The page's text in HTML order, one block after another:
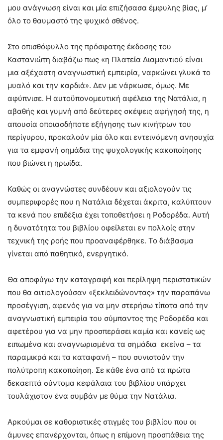
μου ανάγνωση είναι και μία επιζήσασα έμφυλης βίας, μ’
όλο το θαυμαστό της ψυχικό σθένος.
Στο οπισθόφυλλο της πρόσφατης έκδοσης του
Καστανιώτη διαβάζω πως «η Πλατεία Διαμαντιού είναι
μια αξέχαστη αναγνωστική εμπειρία, ναρκώνει γλυκά το
μυαλό και την καρδιά». Δεν με νάρκωσε, όμως. Με
αφύπνισε. Η αυτοϋπονομευτική αφέλεια της Νατάλια, η
αβαθής και γυμνή από δεύτερες σκέψεις αφήγησή της, η
απουσία οποιασδήποτε εξήγησης των κινήτρων του
περίγυρου, προκαλούν μία όλο και εντεινόμενη ανησυχία
για τα εμφανή σημάδια της ψυχολογικής κακοποίησης
που βιώνει η ηρωίδα.
Καθώς οι αναγνώστες συνδέουν και αξιολογούν τις
συμπεριφορές που η Νατάλια δέχεται άκριτα, καλύπτουν
τα κενά που επιδέξια έχει τοποθετήσει η Ροδορέδα. Αυτή
η δυνατότητα του βιβλίου οφείλεται εν πολλοίς στην
τεχνική της ροής που προαναφέρθηκε. Το διάβασμα
γίνεται από παθητικό, ενεργητικό.
Θα αποφύγω την καταγραφή και περίληψη περιστατικών
που θα αιτιολογούσαν «ξεκλειδώνοντας» την παραπάνω
προσέγγιση, αφενός για να μην στερήσω τίποτα από την
αναγνωστική εμπειρία του σύμπαντος της Ροδορέδα και
αφετέρου για να μην προσπεράσει καμία και κανείς ως
ειπωμένα και αναγνωρισμένα τα σημάδια εκείνα – τα
παραμικρά και τα καταφανή – που συνιστούν την
πολύτροπη κακοποίηση. Σε κάθε ένα από τα πρώτα
δεκαεπτά σύντομα κεφάλαια του βιβλίου υπάρχει
τουλάχιστον ένα συμβάν με θύμα την Νατάλια.
Αρκούμαι σε καθοριστικές στιγμές του βιβλίου που οι
άμυνες επανέρχονται, όπως η επίμονη προσπάθεια της